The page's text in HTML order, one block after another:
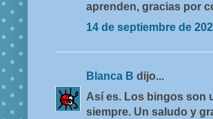
aprenden, gracias por
14 de septiembre de
Blanca B dijo...
Así es. Los bingos son
siempre. Un saludo y